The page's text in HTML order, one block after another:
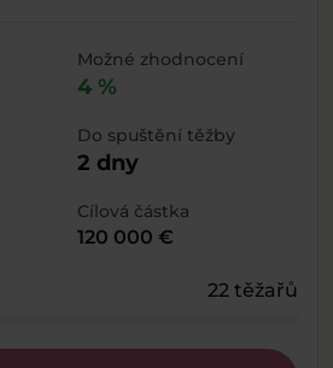
Možné zhodnocení
4 %
Do spuštění těžby
2 dny
Cílová částka
120 000 €
22 těžařů